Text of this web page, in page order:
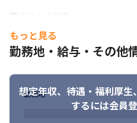
もっと見る
勤務地・給与・その他
想定年収、待遇・福利厚生、
するには会員
勤務地